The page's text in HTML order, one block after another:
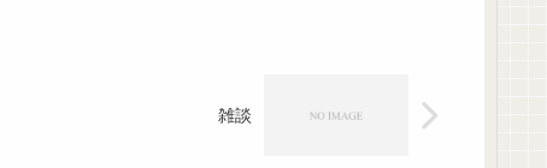
雑談